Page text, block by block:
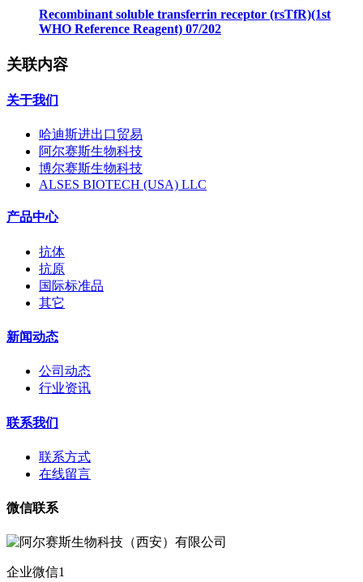
Recombinant soluble transferrin receptor (rsTfR)(1st
WHO Reference Reagent) 07/202
关联内容
关于我们
哈迪斯进出口贸易
阿尔赛斯生物科技
博尔赛斯生物科技
ALSES BIOTECH (USA) LLC
产品中心
抗体
抗原
国际标准品
其它
新闻动态
公司动态
行业资讯
联系我们
联系方式
在线留言
微信联系
企业微信1